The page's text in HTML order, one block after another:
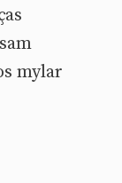
mylar